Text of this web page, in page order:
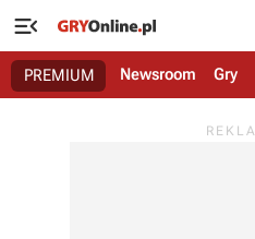

PREMIUM Newsroom Gry